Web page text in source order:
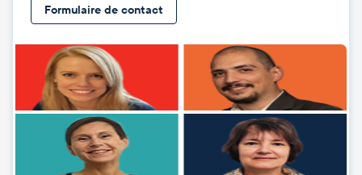
Formulaire de contact